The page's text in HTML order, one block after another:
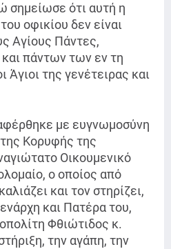
σημείωσε ότι αυτή η
οφικίου δεν είναι
Αγίους Πάντες,
πάντων των εν τη
της γενέτειρας και
με ευγνωμοσύνη
Κορυφής της
Οικουμενικό
ο οποίος από
και τον στηρίζει,
και Πατέρα του,
Φθιώτιδος κ.
την αγάπη, την